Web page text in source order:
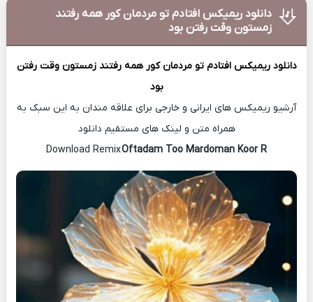
دانلود ریمیکس افتادم تو مردمان کور همه رفتند
زمستون وقت رفتن بود
دانلود ریمیکس افتادم تو مردمان کور همه رفتند زمستون وقت رفتن
بود
آرشیو ریمیکس های ایرانی و خارجی برای علاقه مندان به این سبک به
همراه متن و لینک های مستقیم دانلود
Download Remix
Oftadam Too Mardoman Koor R